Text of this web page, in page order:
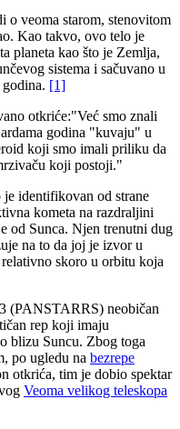
o veoma starom, stenovitom
Kao takvo, ovo telo je
planeta kao što je Zemlja,
sistema i sačuvano u
[1]
otkriće:"Već smo znali
godina "kuvaju" u
koji smo imali priliku da
koji postoji."
identifikovan od strane
kometa na razdraljini
od Sunca. Njen trenutni dug
na to da joj je izvor u
skoro u orbitu koja
(PANSTARRS) neobičan
rep koji imaju
blizu Suncu. Zbog toga
po ugledu na bezrepe
otkrića, tim je dobio spektar
Veoma velikog teleskopa